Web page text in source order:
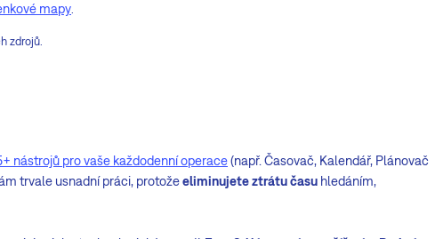
mapy.
zdrojů.
nástrojů pro vaše každodenní operace(např. Časovač, Kalendář, Plánovač
trvale usnadní práci, protožeeliminujete ztrátu času hledáním,